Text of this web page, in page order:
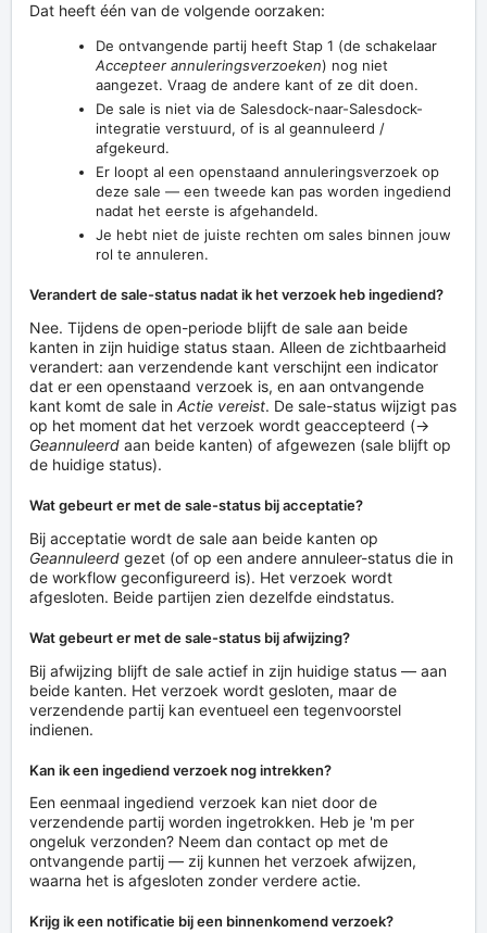
Dat heeft één van de volgende oorzaken:
De ontvangende partij heeft Stap 1 (de schakelaar
Accepteer annuleringsverzoeken) nog niet
aangezet. Vraag de andere kant of ze dit doen.
De sale is niet via de Salesdock-naar-Salesdock-
integratie verstuurd, of is al geannuleerd /
afgekeurd.
Er loopt al een openstaand annuleringsverzoek op
deze sale — een tweede kan pas worden ingediend
nadat het eerste is afgehandeld.
Je hebt niet de juiste rechten om sales binnen jouw
rol te annuleren.
Verandert de sale-status nadat ik het verzoek heb ingediend?
Nee. Tijdens de open-periode blijft de sale aan beide
kanten in zijn huidige status staan. Alleen de zichtbaarheid
verandert: aan verzendende kant verschijnt een indicator
dat er een openstaand verzoek is, en aan ontvangende
kant komt de sale in Actie vereist. De sale-status wijzigt pas
op het moment dat het verzoek wordt geaccepteerd (→
Geannuleerd aan beide kanten) of afgewezen (sale blijft op
de huidige status).
Wat gebeurt er met de sale-status bij acceptatie?
Bij acceptatie wordt de sale aan beide kanten op
Geannuleerd gezet (of op een andere annuleer-status die in
de workflow geconfigureerd is). Het verzoek wordt
afgesloten. Beide partijen zien dezelfde eindstatus.
Wat gebeurt er met de sale-status bij afwijzing?
Bij afwijzing blijft de sale actief in zijn huidige status — aan
beide kanten. Het verzoek wordt gesloten, maar de
verzendende partij kan eventueel een tegenvoorstel
indienen.
Kan ik een ingediend verzoek nog intrekken?
Een eenmaal ingediend verzoek kan niet door de
verzendende partij worden ingetrokken. Heb je 'm per
ongeluk verzonden? Neem dan contact op met de
ontvangende partij — zij kunnen het verzoek afwijzen,
waarna het is afgesloten zonder verdere actie.
Krijg ik een notificatie bij een binnenkomend verzoek?